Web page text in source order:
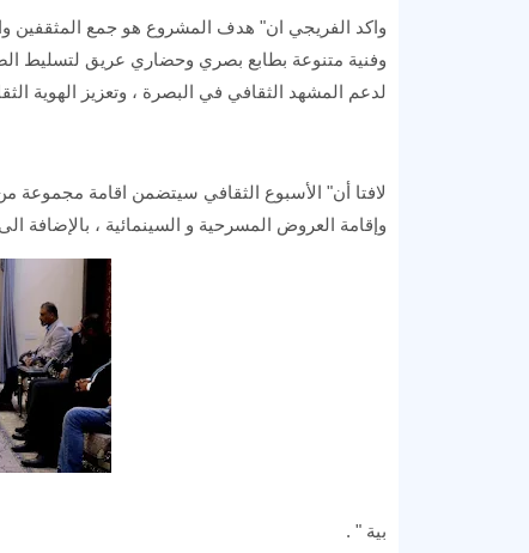
واكد الفريجي ان" هدف المشروع هو جمع المثقفين
وفنية متنوعة بطابع بصري وحضاري عريق لتسليط
لدعم المشهد الثقافي في البصرة ، وتعزيز الهوية
لافتا أن" الأسبوع الثقافي سيتضمن اقامة مجموعة
وإقامة العروض المسرحية و السينمائية ، بالإضافة
بية " .